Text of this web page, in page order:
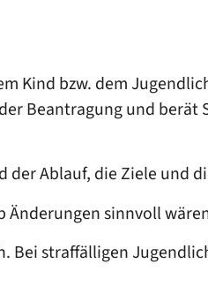
Kind bzw. dem
Beantragung und berät
Ablauf, die Ziele und
Änderungen sinnvoll
Bei straffälligen